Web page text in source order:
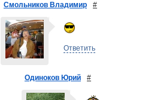
Смольников Владимир #
Ответить
Одиноков Юрий #